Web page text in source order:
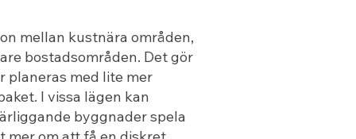
mellan kustnära områden,
bostadsområden. Det gör
planeras med lite mer
I vissa lägen kan
byggnader spela